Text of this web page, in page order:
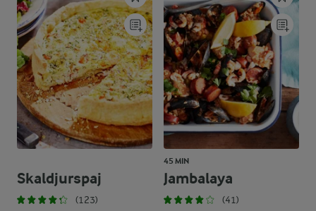
Skaldjurspaj
(123)
45 MIN
Jambalaya
(41)